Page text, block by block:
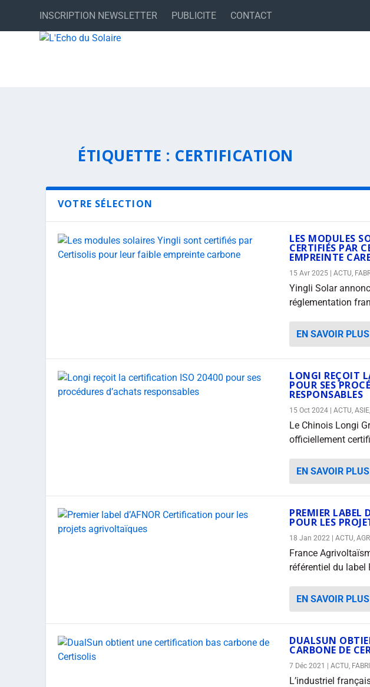
INSCRIPTION NEWSLETTER PUBLICITE CONTACT
ÉTIQUETTE : CERTIFICATION
VOTRE SÉLECTION
LES MODULES
CERTIFIÉS PAR
EMPREINTE
15 Avr 2025 ACTU,
Yingli Solar
réglementation
EN SAVOIR PLUS
LONGI REÇOIT
POUR SES
RESPONSABLES
15 Oct 2024 ACTU, ASIE,
Le Chinois Longi
officiellement
EN SAVOIR PLUS
PREMIER LABEL
POUR LES
18 Jan 2022 ACTU,
France
référentiel du label
EN SAVOIR PLUS
DUALSUN
CARBONE DE
7 Déc 2021 ACTU,
L’industriel